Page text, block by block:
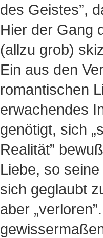
des Geistes”,
Hier der Gang
(allzu grob)
Ein aus den
romantischen
erwachendes
genötigt, sich
Realität”
Liebe, so
sich geglaubt
aber